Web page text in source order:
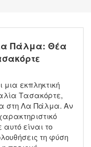
Πάλμα: Θέα
εκπληκτική
Τασακόρτε,
στη Λα Πάλμα. Αν
είναι το
τη φύση